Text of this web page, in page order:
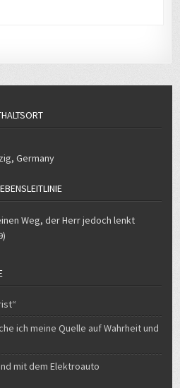
,Germany
Weg, der Herr jedoch lenkt
ich meine Quelle auf Wahrheit und
mit dem Elektroauto